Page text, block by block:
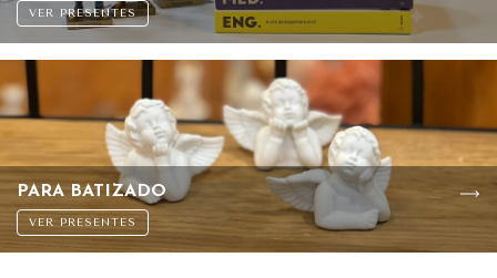
VER PRESENTES
PARA BATIZADO
VER PRESENTES